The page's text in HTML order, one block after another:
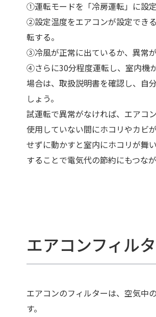
①運転モードを「冷房運転」に設定
②設定温度をエアコンが設定でき
転する。
③冷風が正常に出ているか、異常が
④さらに30分程度運転し、室内機
場合は、取扱説明書を確認し、自
しょう。
試運転で異常がなければ、エアコ
使用していない間にホコリやカビ
せずに動かすと室内にホコリが舞
することで電気代の節約にもつな
エアコンフィル
エアコンのフィルターは、空気中
す。